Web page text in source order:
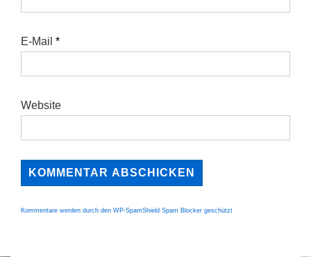
E-Mail *
Website
Kommentare werden durch den WP-SpamShield Spam Blocker geschützt